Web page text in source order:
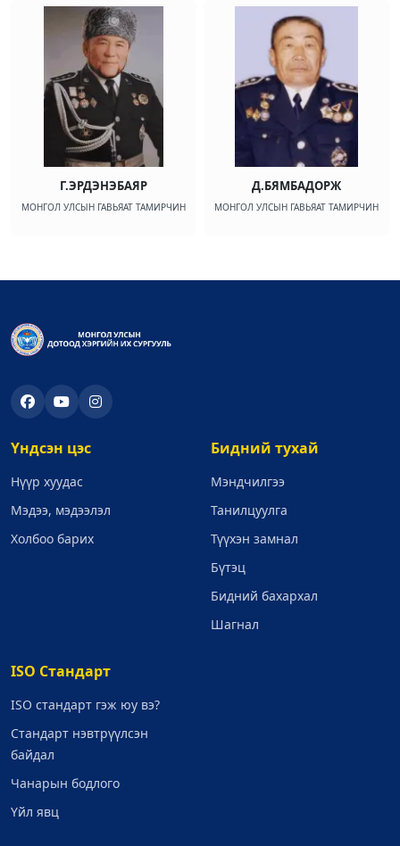
Г.ЭРДЭНЭБАЯР
МОНГОЛ УЛСЫН ГАВЬЯАТ ТАМИРЧИН
Д.БЯМБАДОРЖ
МОНГОЛ УЛСЫН ГАВЬЯАТ ТАМИРЧИН
Үндсэн цэс
Нүүр хуудас
Мэдээ, мэдээлэл
Холбоо барих
Бидний тухай
Мэндчилгээ
Танилцуулга
Түүхэн замнал
Бүтэц
Бидний бахархал
Шагнал
ISO Стандарт
ISO стандарт гэж юу вэ?
Стандарт нэвтрүүлсэн
байдал
Чанарын бодлого
Үйл явц